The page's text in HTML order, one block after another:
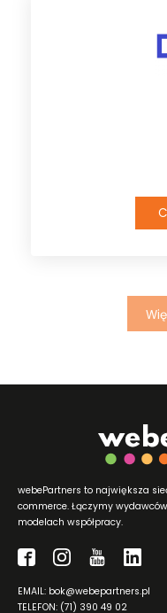
webePartners to największa
commerce. Łączymy
modelach współpracy.
EMAIL: bok@webepartners.pl
TELEFON: (71) 390 49 02